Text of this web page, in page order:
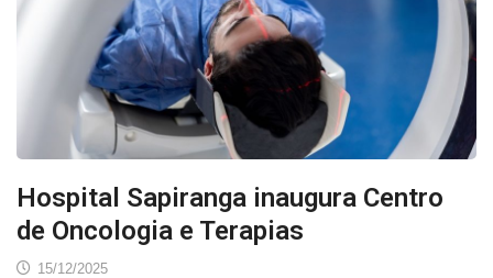
Hospital Sapiranga inaugura Centro
de Oncologia e Terapias
15/12/2025